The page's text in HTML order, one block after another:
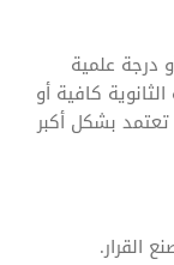
درجة علمية
كافية أو
بشكل أكبر
القرار.